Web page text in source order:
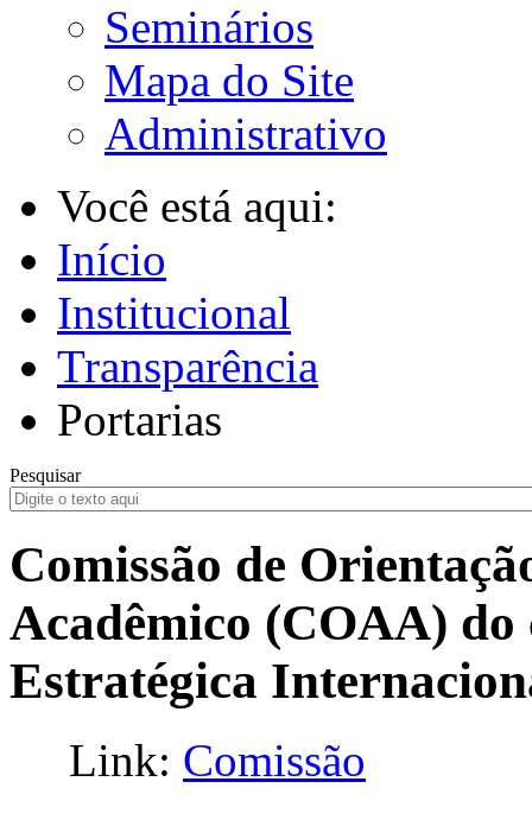
Seminários
Mapa do Site
Administrativo
Você está aqui:
Início
Institucional
Transparência
Portarias
Pesquisar
Comissão de
Acadêmico (COAA) do
Estratégica
Link: Comissão